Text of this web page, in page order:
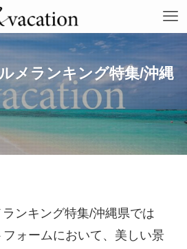
メランキング特集/沖縄
ンキング特集/沖縄県では
ォームにおいて、美しい景